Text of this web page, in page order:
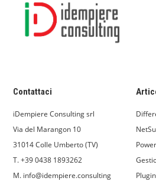
Contattaci
iDempiere Consulting srl
Via del Marangon 10
31014 Colle Umberto (TV)
T. +39 0438 1893262
M. info@idempiere.consulting